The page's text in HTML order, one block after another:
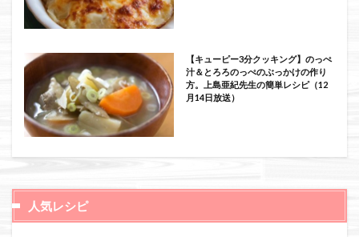
【キューピー3分クッキング】のっぺ
汁＆とろろのっぺのぶっかけの作り
方。上島亜紀先生の簡単レシピ（12
月14日放送）
人気レシピ